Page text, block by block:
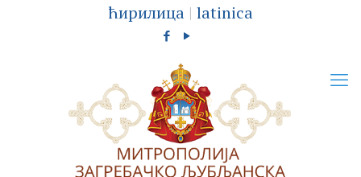
ћирилица | latinica